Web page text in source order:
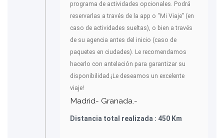
programa de actividades opcionales. Podrá
reservarlas a través de la app o “Mi Viaje” (en
caso de actividades sueltas), o bien a través
de su agencia antes del inicio (caso de
paquetes en ciudades). Le recomendamos
hacerlo con antelación para garantizar su
disponibilidad.¡Le deseamos un excelente
viaje!
Madrid- Granada.-
Distancia total realizada : 450 Km